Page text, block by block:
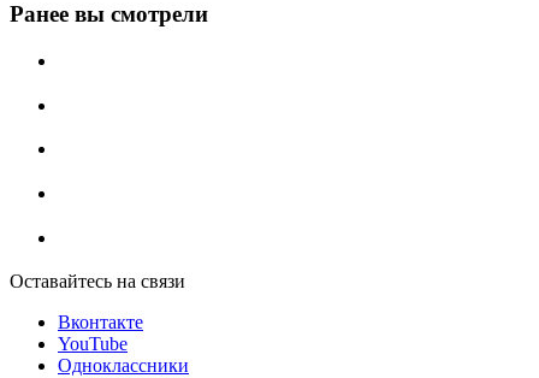
Ранее вы смотрели
Оставайтесь на связи
Вконтакте
YouTube
Одноклассники